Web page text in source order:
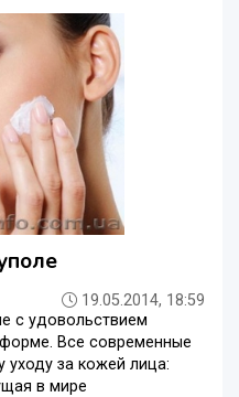
19.05.2014, 18:59
с удовольствием
Все современные
уходу за кожей лица:
в мире